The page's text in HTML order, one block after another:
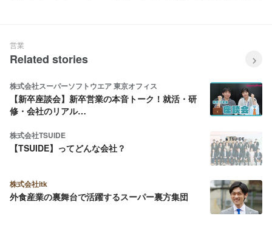
営業
Related stories
株式会社スーパーソフトウエア 東京オフィス
【新卒座談会】新卒営業の本音トーク！就活・研
修・会社のリアル…
株式会社TSUIDE
【TSUIDE】ってどんな会社？
株式会社itk
外食産業の裏舞台で活躍するスーパー裏方集団